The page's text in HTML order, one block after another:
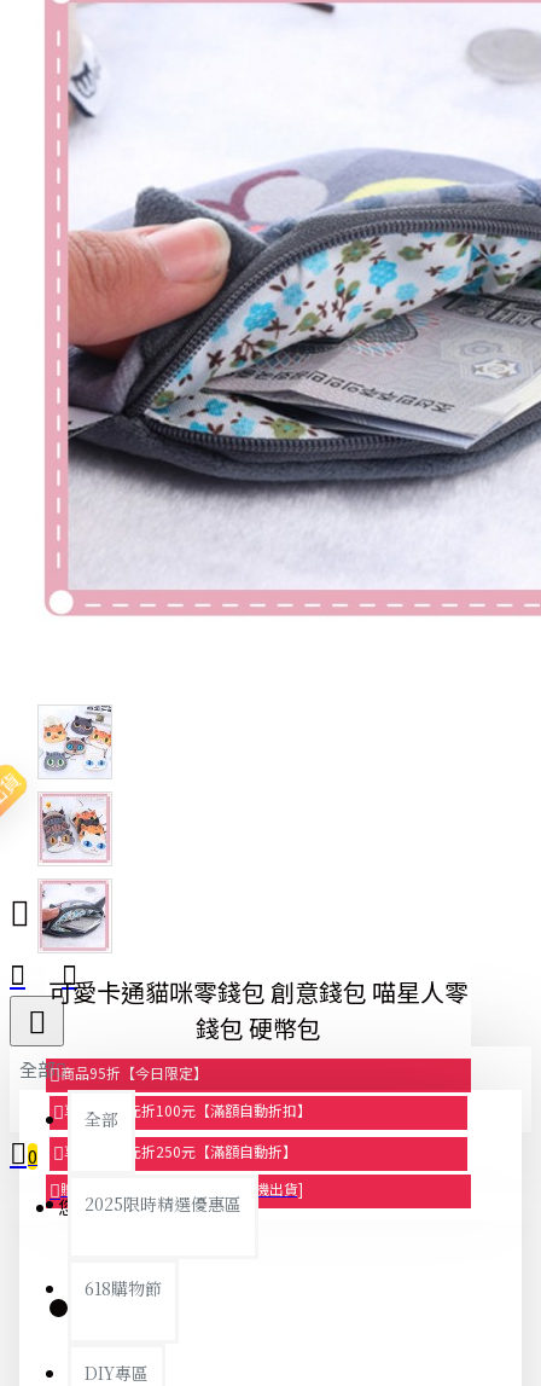
全部
全部
2025限時精選優惠區
618購物節
DIY專區
0
您的購物車內沒有商品！
可愛卡通貓咪零錢包 創意錢包 喵星人零
錢包 硬幣包
商品95折【今日限定】
享滿1000元折100元【滿額自動折扣】
享滿2000元折250元【滿額自動折】
贈品-滿899送色鉛筆文具組[隨機出貨]
庫存: